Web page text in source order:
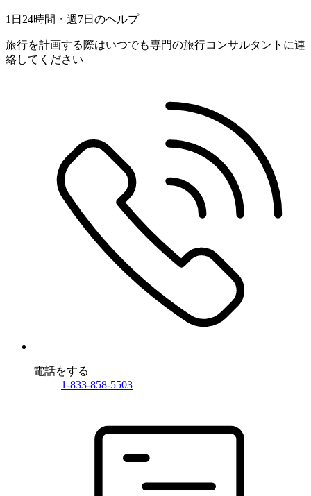
1日24時間・週7日のヘルプ
旅行を計画する際はいつでも専門の旅行コンサルタントに連
絡してください
電話をする
1-833-858-5503